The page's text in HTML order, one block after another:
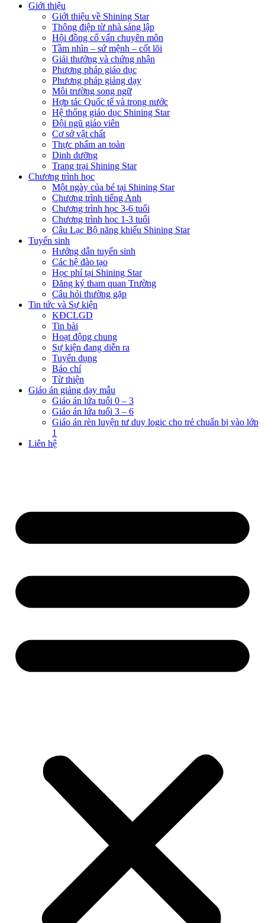
Giới thiệu
Giới thiệu về Shining Star
Thông điệp từ nhà sáng lập
Hội đồng cố vấn chuyên môn
Tầm nhìn – sứ mệnh – cốt lõi
Giải thưởng và chứng nhận
Phương pháp giáo dục
Phương pháp giảng dạy
Môi trường song ngữ
Hợp tác Quốc tế và trong nước
Hệ thống giáo dục Shining Star
Đội ngũ giáo viên
Cơ sở vật chất
Thực phẩm an toàn
Dinh dưỡng
Trang trại Shining Star
Chương trình học
Một ngày của bé tại Shining Star
Chương trình tiếng Anh
Chương trình học 3-6 tuổi
Chương trình học 1-3 tuổi
Câu Lạc Bộ năng khiếu Shining Star
Tuyển sinh
Hướng dẫn tuyển sinh
Các hệ đào tạo
Học phí tại Shining Star
Đăng ký tham quan Trường
Câu hỏi thường gặp
Tin tức và Sự kiện
KĐCLGD
Tin bài
Hoạt động chung
Sự kiện đang diễn ra
Tuyển dụng
Báo chí
Từ thiện
Giáo án giảng dạy mẫu
Giáo án lứa tuổi 0 – 3
Giáo án lứa tuổi 3 – 6
Giáo án rèn luyện tư duy logic cho trẻ chuẩn bị vào lớp
1
Liên hệ